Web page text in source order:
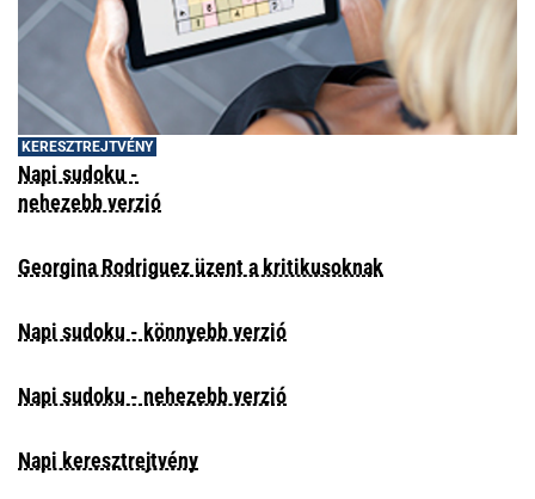
KERESZTREJTVÉNY
Napi sudoku -
nehezebb verzió
Georgina Rodriguez üzent a kritikusoknak
Napi sudoku - könnyebb verzió
Napi sudoku - nehezebb verzió
Napi keresztrejtvény